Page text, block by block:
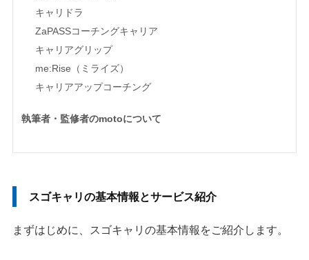
キャリドラ
ZaPASSコーチングキャリア
キャリアグリップ
me:Rise（ミライズ）
キャリアアップコーチング
執筆者・監修者のmotoについて
スゴキャリの基本情報とサービス紹介
まずはじめに、スゴキャリの基本情報をご紹介します。